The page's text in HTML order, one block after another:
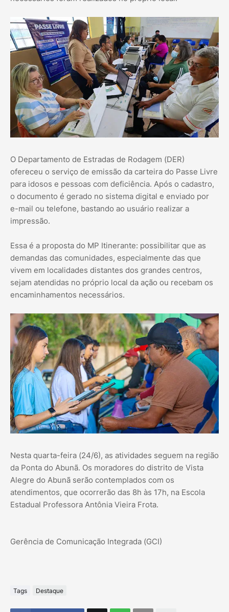
O Departamento de Estradas de Rodagem (DER)
ofereceu o serviço de emissão da carteira do Passe Livre
para idosos e pessoas com deficiência. Após o cadastro,
o documento é gerado no sistema digital e enviado por
e-mail ou telefone, bastando ao usuário realizar a
impressão.
Essa é a proposta do MP Itinerante: possibilitar que as
demandas das comunidades, especialmente das que
vivem em localidades distantes dos grandes centros,
sejam atendidas no próprio local da ação ou recebam os
encaminhamentos necessários.
Nesta quarta-feira (24/6), as atividades seguem na região
da Ponta do Abunã. Os moradores do distrito de Vista
Alegre do Abunã serão contemplados com os
atendimentos, que ocorrerão das 8h às 17h, na Escola
Estadual Professora Antônia Vieira Frota.
Gerência de Comunicação Integrada (GCI)
Tags Destaque